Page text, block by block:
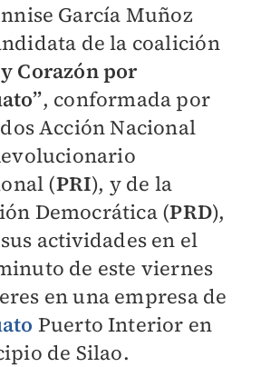
García Muñoz
de la coalición
Corazón por
, conformada por
Acción Nacional
(PRI), y de la
Democrática (PRD),
actividades en el
de este viernes
en una empresa de
Puerto Interior en
de Silao.